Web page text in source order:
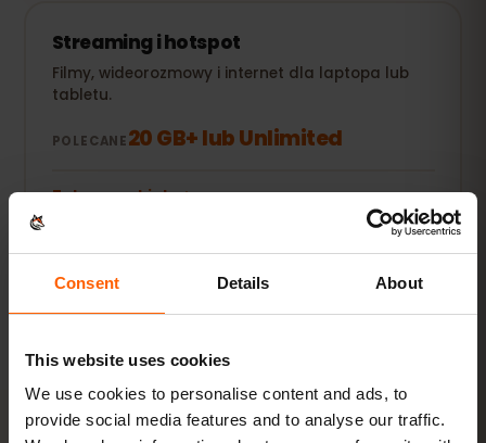
Consent Details About
This website uses cookies
We use cookies to personalise content and ads, to
provide social media features and to analyse our traffic.
Streaming i hotspot
Filmy, wideorozmowy i internet dla laptopa lub
tabletu.
POLECANE20 GB+ lub Unlimited
Zobacz pakiety
zależy od urządzenia, ustawień aplikacji i sposobu
korzystania.